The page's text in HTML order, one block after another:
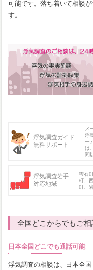
可能です。落ち着いて相談
す。
浮気調査ガイド
無料サポート
メ
浮
ー
は
間
浮気調査岩手
対応地域
雫石
町、
町、
全国どこからでもご相
日本全国どこでも通話可能
浮気調査の相談は、日本全